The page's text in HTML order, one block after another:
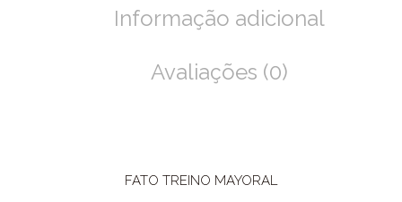
Informação adicional
Avaliações (0)
FATO TREINO MAYORAL